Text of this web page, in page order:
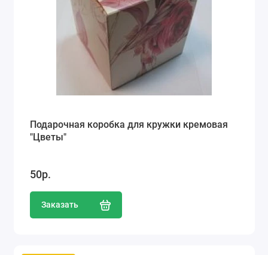
Подарочная коробка для кружки кремовая
"Цветы"
50р.
Заказать